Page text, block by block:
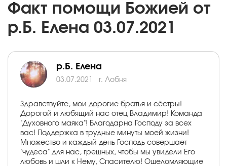
Факт помощи Божией от
р.Б. Елена 03.07.2021
р.Б. Елена
03.07.2021 г. Лобня
Здравствуйте, мои дорогие братья и сёстры!
Дорогой и любящий нас отец Владимир! Команда
"Духовного маяка"! Благодарна Господу за всех
вас! Поддержка в трудные минуты моей жизни!
Множество и каждый день Господь совершает
"чудеса" для нас, грешных, чтобы мы увидели Его
любовь и шли к Нему, Спасителю! Ошеломляющие